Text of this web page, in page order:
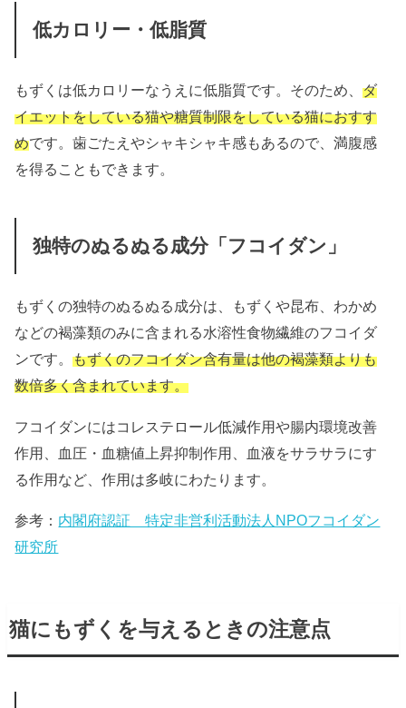
低カロリー・低脂質
もずくは低カロリーなうえに低脂質です。そのため、ダ
イエットをしている猫や糖質制限をしている猫におすす
めです。歯ごたえやシャキシャキ感もあるので、満腹感
を得ることもできます。
独特のぬるぬる成分「フコイダン」
もずくの独特のぬるぬる成分は、
もずくや昆布、わかめ
などの褐藻類のみに含まれる水溶性食物繊維のフコイダ
ンです。もずくのフコイダン含有量は他の褐藻類よりも
数倍多く含まれています。
フコイダンにはコレステロール低減作用や腸内環境改善
作用、血圧・血糖値上昇抑制作用、血液をサラサラにす
る作用など、作用は多岐にわたります。
参考： 内閣府認証 特定非営利活動法人NPOフコイダン
研究所
猫にもずくを与えるときの注意点